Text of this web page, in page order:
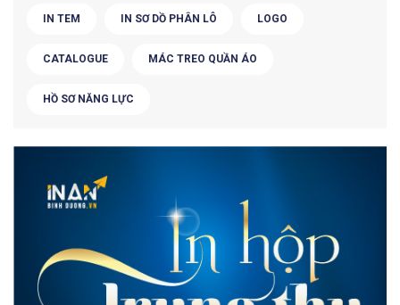
IN TEM IN SƠ DỒ PHÂN LÔ LOGO
CATALOGUE MÁC TREO QUẦN ÁO
HỒ SƠ NĂNG LỰC